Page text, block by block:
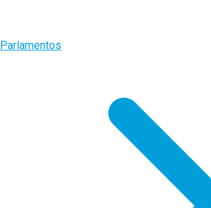
Parlamentos